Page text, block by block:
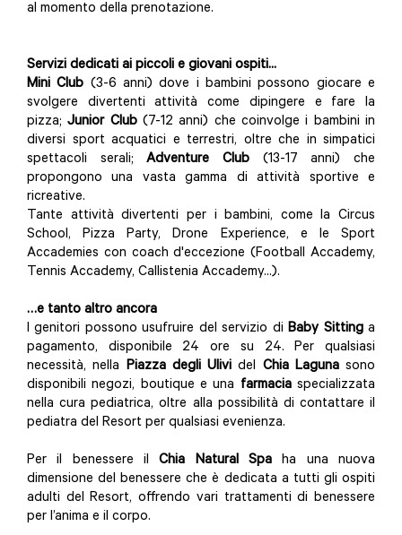
al momento della prenotazione.
Servizi dedicati ai piccoli e giovani ospiti...
Mini Club (3-6 anni) dove i bambini possono giocare e
svolgere divertenti attività come dipingere e fare la
pizza;Junior Club(7-12 anni) che coinvolge i bambini in
diversi sport acquatici e terrestri, oltre che in simpatici
spettacoli serali;Adventure Club (13-17 anni) che
propongono una vasta gamma di attività sportive e
ricreative.
Tante attività divertenti per i bambini, come la Circus
School, Pizza Party, Drone Experience, e le Sport
Accademies con coach d'eccezione (Football Accademy,
Tennis Accademy, Callistenia Accademy...).
…e tanto altro ancora
I genitori possono usufruire del servizio diBaby Sittinga
pagamento, disponibile 24 ore su 24. Per qualsiasi
necessità, nella Piazza degli Ulivi del Chia Laguna sono
disponibili negozi, boutique e una farmaciaspecializzata
nella cura pediatrica, oltre alla possibilità di contattare il
pediatra del Resort per qualsiasi evenienza.
Per il benessere ilChia Natural Spa ha una nuova
dimensione del benessere che è dedicata a tutti gli ospiti
adulti del Resort, offrendo vari trattamenti di benessere
per l’anima e il corpo.